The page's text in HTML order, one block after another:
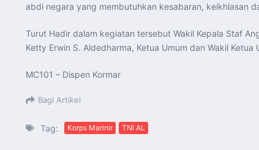
abdi negara yang membutuhkan kesabaran, keikhlasan
Turut Hadir dalam kegiatan tersebut Wakil Kepala Staf
Ketty Erwin S. Aldedharma, Ketua Umum dan Wakil
MC101 – Dispen Kormar
Bagi Artikel
Tag: Korps Marinir TNI AL